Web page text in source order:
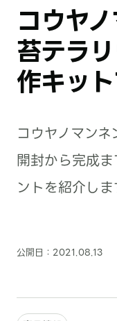
コウヤ
苔テラ
作キッ
コウヤノマンネ
開封から完成
ントを紹介しま
公開日： 2021.08.13